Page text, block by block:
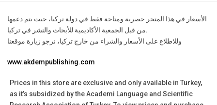
الأسعار في هذا المتجر حصرية ومتاحة فقط في دولة تركيا، حيث يتم دعمها
من قبل الجمعية الأكاديمية للأبحاث والنشر في تركيا.
وللاطلاع على الأسعار والشراء من خارج تركيا، نرجو زيارة موقعنا
www.akdempublishing.com
Prices in this store are exclusive and only available in Turkey,
as it’s subsidized by the Academi Language and Scientific